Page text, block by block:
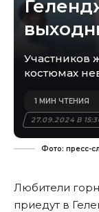
Участников
костюмах
27.09.2024 В
1 МИН ЧТЕНИЯ
Фото: пресс-
Любители
приедут в